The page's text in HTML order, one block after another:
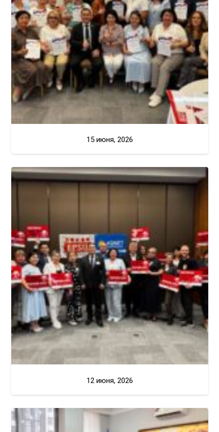
15 июня, 2026
12 июня, 2026